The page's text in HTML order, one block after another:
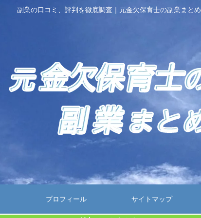
副業の口コミ、評判を徹底調査｜元金欠保育士の副業まとめ
プロフィール サイトマップ